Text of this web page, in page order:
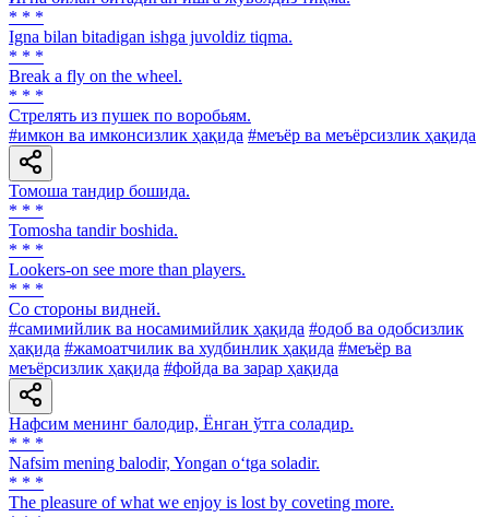
* * *
Igna bilan bitadigan ishga juvoldiz tiqma.
* * *
Break a fly on the wheel.
* * *
Стрелять из пушек по воробьям.
#имкон ва имконсизлик ҳақида #меъёр ва меъёрсизлик ҳақида
Томоша тандир бошида.
* * *
Tomosha tandir boshida.
* * *
Lookers-on see more than players.
* * *
Co стороны видней.
#самимийлик ва носамимийлик ҳақида #одоб ва одобсизлик
ҳақида #жамоатчилик ва худбинлик ҳақида #меъёр ва
меъёрсизлик ҳақида #фойда ва зарар ҳақида
Нафсим менинг балодир, Ёнган ўтга соладир.
* * *
Nafsim mening balodir, Yongan o‘tga soladir.
* * *
The pleasure of what we enjoy is lost by coveting more.